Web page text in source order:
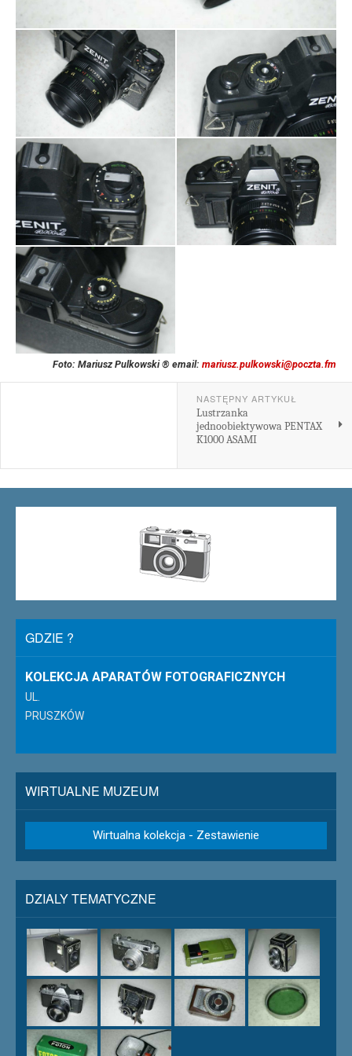
Foto: Mariusz Pulkowski ® email: mariusz.pulkowski@poczta.fm
NASTĘPNY ARTYKUŁ
Lustrzanka
jednoobiektywowa PENTAX
K1000 ASAMI
GDZIE ?
KOLEKCJA APARATÓW FOTOGRAFICZNYCH
UL.
PRUSZKÓW
WIRTUALNE MUZEUM
Wirtualna kolekcja - Zestawienie
DZIALY TEMATYCZNE